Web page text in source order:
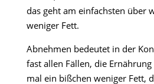
das geht am einfachsten über
weniger Fett.
Abnehmen bedeutet in der
fast allen Fällen, die
mal ein bißchen weniger Fett,